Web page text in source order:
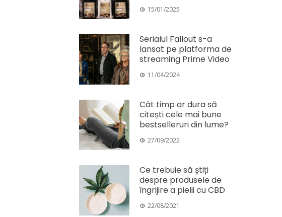
15/01/2025
Serialul Fallout s-a
lansat pe platforma de
streaming Prime Video
11/04/2024
Cât timp ar dura să
citești cele mai bune
bestselleruri din lume?
27/09/2022
Ce trebuie să știți
despre produsele de
îngrijire a pielii cu CBD
22/08/2021